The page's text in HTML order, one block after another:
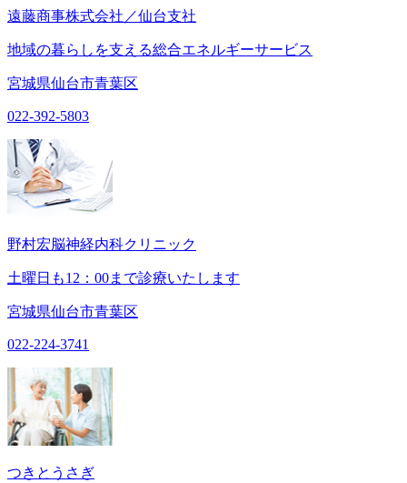
遠藤商事株式会社／仙台支社
地域の暮らしを支える総合エネルギーサービス
宮城県仙台市青葉区
022-392-5803
野村宏脳神経内科クリニック
土曜日も12：00まで診療いたします
宮城県仙台市青葉区
022-224-3741
つきとうさぎ